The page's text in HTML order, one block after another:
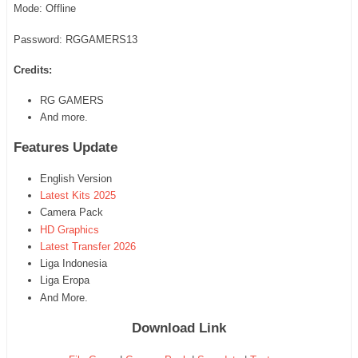
Mode: Offline
Password: RGGAMERS13
Credits:
RG GAMERS
And more.
Features Update
English Version
Latest Kits 2025
Camera Pack
HD Graphics
Latest Transfer 2026
Liga Indonesia
Liga Eropa
And More.
Download Link